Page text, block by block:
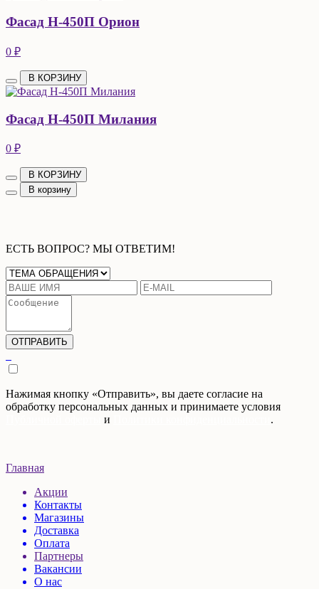
Фасад Н-450П Орион
0 ₽
В КОРЗИНУ
Фасад Н-450П Милания
0 ₽
В КОРЗИНУ
В корзину
ЕСТЬ ВОПРОС? МЫ ОТВЕТИМ!
Нажимая кнопку «Отправить», вы даете согласие на
обработку персональных данных и принимаете условия
и .
Главная
Акции
Контакты
Магазины
Доставка
Оплата
Партнеры
Вакансии
О нас